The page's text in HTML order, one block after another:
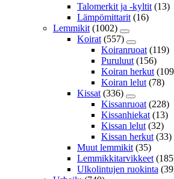
Talomerkit ja -kyltit (13)
Lämpömittarit (16)
Lemmikit (1002)
Koirat (557)
Koiranruoat (119)
Puruluut (156)
Koiran herkut
Koiran lelut (78)
Kissat (336)
Kissanruoat (228)
Kissanhiekat (13)
Kissan lelut (32)
Kissan herkut (33)
Muut lemmikit (35)
Lemmikkitarvikkeet
Ulkolintujen ruokinta